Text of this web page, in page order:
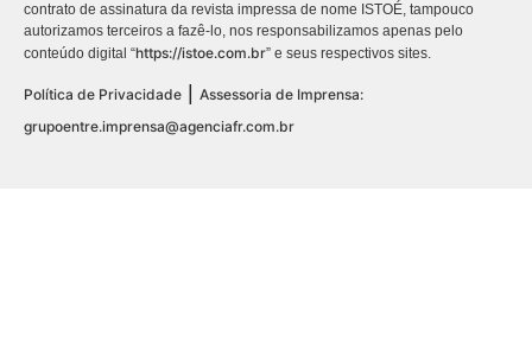
contrato de assinatura da revista impressa de nome ISTOÉ, tampouco
autorizamos terceiros a fazê-lo, nos responsabilizamos apenas pelo
conteúdo digital “https://istoe.com.br” e seus respectivos sites.
Política de Privacidade
Assessoria de Imprensa:
grupoentre.imprensa@agenciafr.com.br